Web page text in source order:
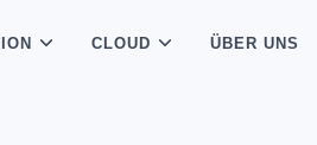
CLOUD ÜBER UNS